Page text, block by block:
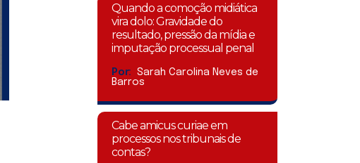
Quando a comoção midiática
vira dolo: Gravidade do
resultado, pressão da mídia e
imputação processual penal
Por:
Sarah Carolina Neves de
Barros
Cabe amicus curiae em
processos nos tribunais de
contas?